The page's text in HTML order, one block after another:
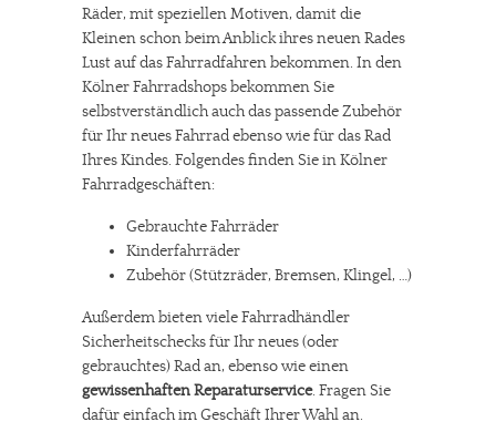
Räder, mit speziellen Motiven, damit die
Kleinen schon beim Anblick ihres neuen Rades
Lust auf das Fahrradfahren bekommen. In den
Kölner Fahrradshops bekommen Sie
selbstverständlich auch das passende Zubehör
für Ihr neues Fahrrad ebenso wie für das Rad
Ihres Kindes. Folgendes finden Sie in Kölner
Fahrradgeschäften:
Gebrauchte Fahrräder
Kinderfahrräder
Zubehör (Stützräder, Bremsen, Klingel, …)
Außerdem bieten viele Fahrradhändler
Sicherheitschecks für Ihr neues (oder
gebrauchtes) Rad an, ebenso wie einen
gewissenhaftenReparaturservice. Fragen Sie
dafür einfach im Geschäft Ihrer Wahl an.